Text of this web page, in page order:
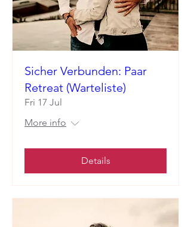
Sicher Verbunden: Paar
Retreat (Warteliste)
Fri 17 Jul
More info
Details